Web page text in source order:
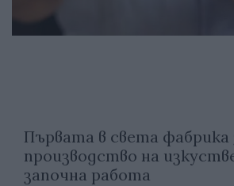
Първата в света фабрика
производство на
започна работа